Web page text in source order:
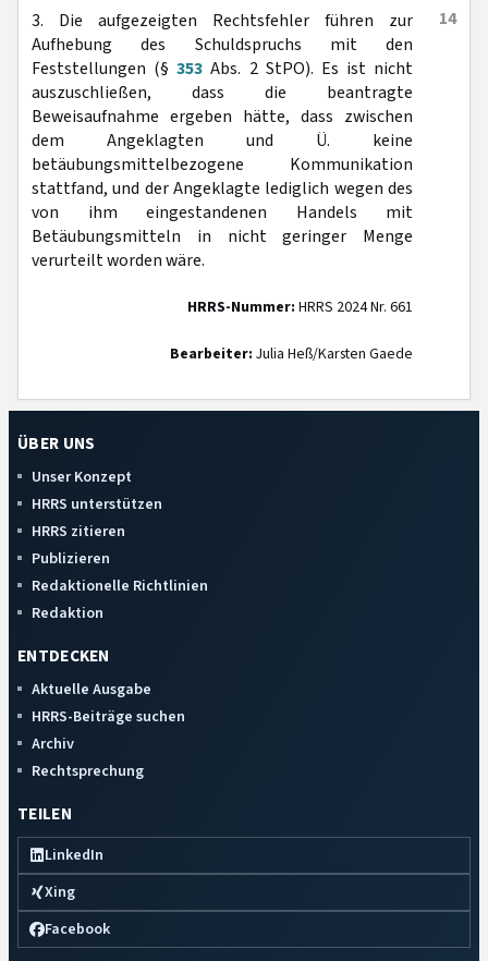
14
3. Die aufgezeigten Rechtsfehler führen zur
Aufhebung des Schuldspruchs mit den
Feststellungen (§353 Abs. 2 StPO). Es ist nicht
auszuschließen, dass die beantragte
Beweisaufnahme ergeben hätte, dass zwischen
dem Angeklagten und Ü. keine
betäubungsmittelbezogene Kommunikation
stattfand, und der Angeklagte lediglich wegen des
von ihm eingestandenen Handels mit
Betäubungsmitteln in nicht geringer Menge
verurteilt worden wäre.
HRRS-Nummer: HRRS 2024 Nr. 661
Bearbeiter: Julia Heß/Karsten Gaede
ÜBER UNS
Unser Konzept
HRRS unterstützen
HRRS zitieren
Publizieren
Redaktionelle Richtlinien
Redaktion
ENTDECKEN
Aktuelle Ausgabe
HRRS-Beiträge suchen
Archiv
Rechtsprechung
TEILEN
LinkedIn
Xing
Facebook